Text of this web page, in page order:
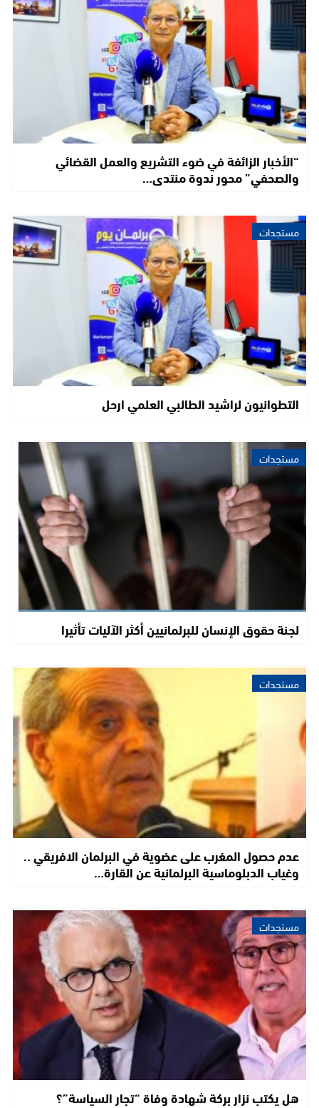
“الأخبار الزائفة في ضوء التشريع والعمل القضائي
والصحفي” محور ندوة منتدى…
مستجدات
التطوانيون لراشيد الطالبي العلمي ارحل
مستجدات
لجنة حقوق الإنسان للبرلمانيين أكثر الآليات تأثيرا
مستجدات
عدم حصول المغرب على عضوية في البرلمان الافريقي ..
وغياب الدبلوماسية البرلمانية عن القارة…
مستجدات
هل يكتب نزار بركة شهادة وفاة “تجار السياسة”؟